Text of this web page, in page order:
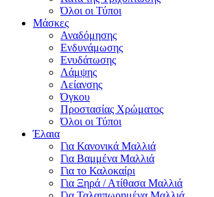
Όλοι οι Τύποι
Μάσκες
Αναδόμησης
Ενδυνάμωσης
Ενυδάτωσης
Λάμψης
Λείανσης
Όγκου
Προστασίας Χρώματος
Όλοι οι Τύποι
Έλαια
Για Κανονικά Μαλλιά
Για Βαμμένα Μαλλιά
Για το Καλοκαίρι
Για Ξηρά / Ατίθασα Μαλλιά